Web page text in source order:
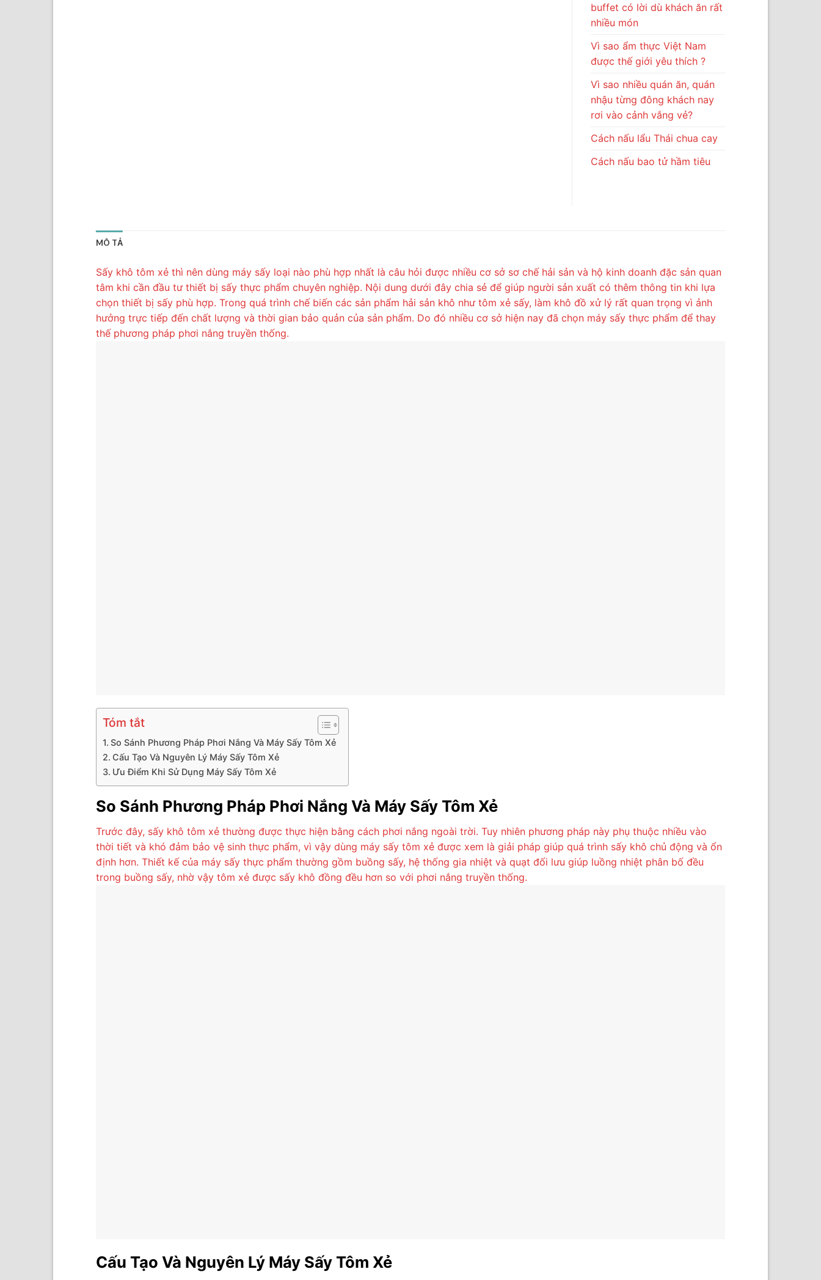
buffet có lời dù khách ăn rất
nhiều món
Vì sao ẩm thực Việt Nam
được thế giới yêu thích ?
Vì sao nhiều quán ăn, quán
nhậu từng đông khách nay
rơi vào cảnh vắng vẻ?
Cách nấu lẩu Thái chua cay
Cách nấu bao tử hầm tiêu
MÔ TẢ
Sấy khô tôm xẻ thì nên dùng máy sấy loại nào phù hợp nhất là câu hỏi được nhiều cơ sở sơ chế hải sản và hộ kinh doanh đặc sản quan
tâm khi cần đầu tư thiết bị sấy thực phẩm chuyên nghiệp. Nội dung dưới đây chia sẻ để giúp người sản xuất có thêm thông tin khi lựa
chọn thiết bị sấy phù hợp. Trong quá trình chế biến các sản phẩm hải sản khô như tôm xẻ sấy, làm khô đồ xử lý rất quan trọng vì ảnh
hưởng trực tiếp đến chất lượng và thời gian bảo quản của sản phẩm. Do đó nhiều cơ sở hiện nay đã chọn máy sấy thực phẩm để thay
thế phương pháp phơi nắng truyền thống.
Tóm tắt
So Sánh Phương Pháp Phơi Nắng Và Máy Sấy Tôm Xẻ
Cấu Tạo Và Nguyên Lý Máy Sấy Tôm Xẻ
Ưu Điểm Khi Sử Dụng Máy Sấy Tôm Xẻ
So Sánh Phương Pháp Phơi Nắng Và Máy Sấy Tôm Xẻ
Trước đây, sấy khô tôm xẻ thường được thực hiện bằng cách phơi nắng ngoài trời. Tuy nhiên phương pháp này phụ thuộc nhiều vào
thời tiết và khó đảm bảo vệ sinh thực phẩm, vì vậy dùng máy sấy tôm xẻ được xem là giải pháp giúp quá trình sấy khô chủ động và ổn
định hơn. Thiết kế của máy sấy thực phẩm thường gồm buồng sấy, hệ thống gia nhiệt và quạt đối lưu giúp luồng nhiệt phân bố đều
trong buồng sấy, nhờ vậy tôm xẻ được sấy khô đồng đều hơn so với phơi nắng truyền thống.
Cấu Tạo Và Nguyên Lý Máy Sấy Tôm Xẻ